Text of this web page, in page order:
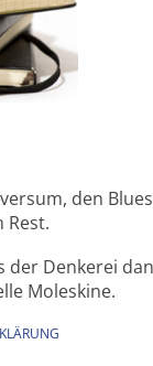
den
Rest.
der Denkerei
Moleskine.